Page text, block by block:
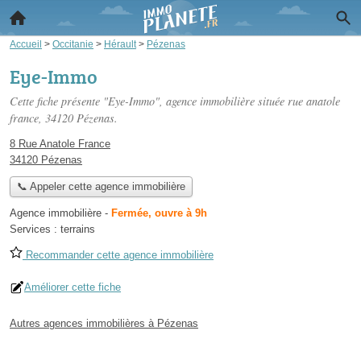
Accueil > Occitanie > Hérault > Pézenas
Eye-Immo
Cette fiche présente "Eye-Immo", agence immobilière située rue anatole
france, 34120 Pézenas.
8 Rue Anatole France
34120 Pézenas
📞 Appeler cette agence immobilière
Agence immobilière - Fermée, ouvre à 9h
Services : terrains
Recommander cette agence immobilière
Améliorer cette fiche
Autres agences immobilières à Pézenas